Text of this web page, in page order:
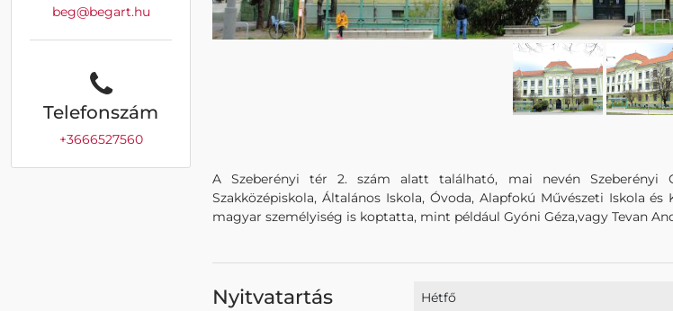
beg@begart.hu
Telefonszám
+3666527560
A Szeberényi tér 2. szám alatt található, mai nevén Szeberényi
Szakközépiskola, Általános Iskola, Óvoda, Alapfokú Művészeti Iskola
magyar személyiség is koptatta, mint például Gyóni Géza,vagy Tevan
Nyitvatartás Hétfő